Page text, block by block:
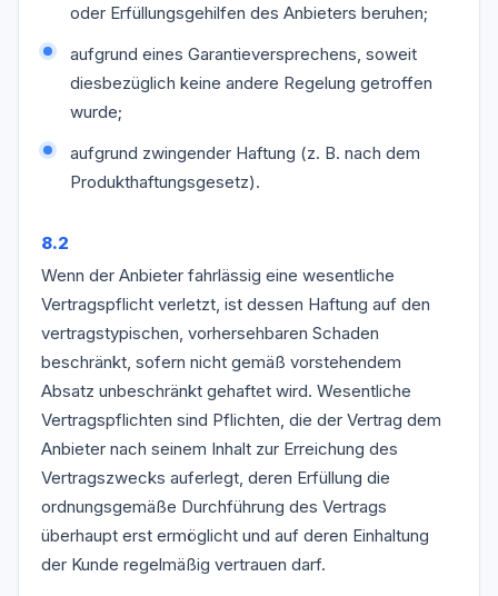
oder Erfüllungsgehilfen des Anbieters beruhen;
aufgrund eines Garantieversprechens, soweit
diesbezüglich keine andere Regelung getroffen
wurde;
aufgrund zwingender Haftung (z. B. nach dem
Produkthaftungsgesetz).
8.2
Wenn der Anbieter fahrlässig eine wesentliche
Vertragspflicht verletzt, ist dessen Haftung auf den
vertragstypischen, vorhersehbaren Schaden
beschränkt, sofern nicht gemäß vorstehendem
Absatz unbeschränkt gehaftet wird. Wesentliche
Vertragspflichten sind Pflichten, die der Vertrag dem
Anbieter nach seinem Inhalt zur Erreichung des
Vertragszwecks auferlegt, deren Erfüllung die
ordnungsgemäße Durchführung des Vertrags
überhaupt erst ermöglicht und auf deren Einhaltung
der Kunde regelmäßig vertrauen darf.